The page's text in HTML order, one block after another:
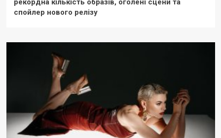
рекордна кількість образів, оголені сцени та
спойлер нового релізу